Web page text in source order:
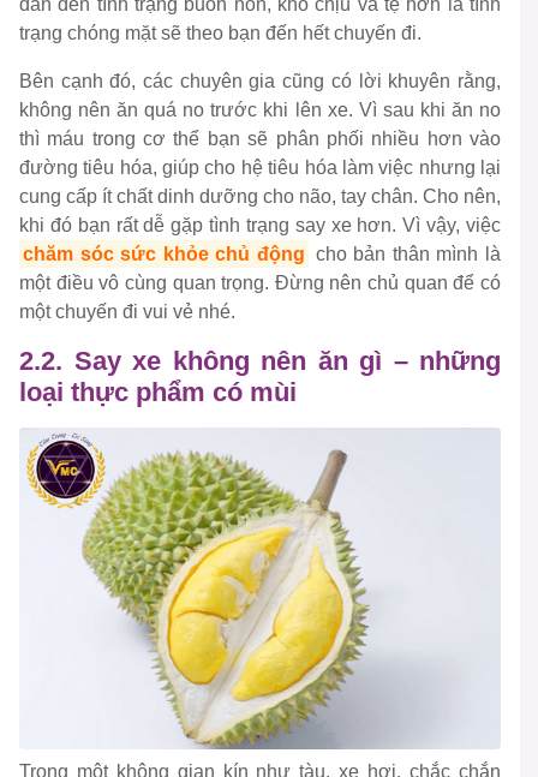
dẫn đến tình trạng buồn nôn, khó chịu và tệ hơn là tình
trạng chóng mặt sẽ theo bạn đến hết chuyến đi.
Bên cạnh đó, các chuyên gia cũng có lời khuyên rằng,
không nên ăn quá no trước khi lên xe. Vì sau khi ăn no
thì máu trong cơ thể bạn sẽ phân phối nhiều hơn vào
đường tiêu hóa, giúp cho hệ tiêu hóa làm việc nhưng lại
cung cấp ít chất dinh dưỡng cho não, tay chân. Cho nên,
khi đó bạn rất dễ gặp tình trạng say xe hơn. Vì vậy, việc
chăm sóc sức khỏe chủ động cho bản thân mình là
một điều vô cùng quan trọng. Đừng nên chủ quan để có
một chuyến đi vui vẻ nhé.
2.2. Say xe không nên ăn gì – những
loại thực phẩm có mùi
Trong một không gian kín như tàu, xe hơi, chắc chắn